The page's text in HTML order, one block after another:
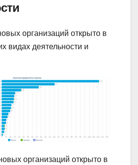
организаций открыто в
видах деятельности и
организаций открыто в